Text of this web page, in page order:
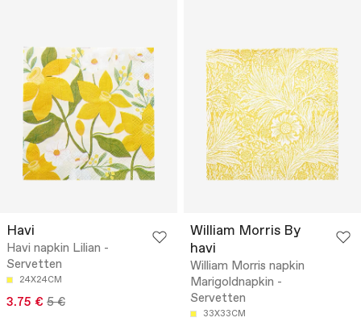
Havi
Havi napkin Lilian -
Servetten
24X24CM
3.75 € 5 €
William Morris By
havi
William Morris napkin
Marigoldnapkin -
Servetten
33X33CM